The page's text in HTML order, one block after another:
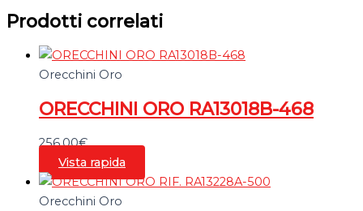
Prodotti correlati
Orecchini Oro
ORECCHINI ORO RA13018B-468
256,00€
Vista rapida
Orecchini Oro